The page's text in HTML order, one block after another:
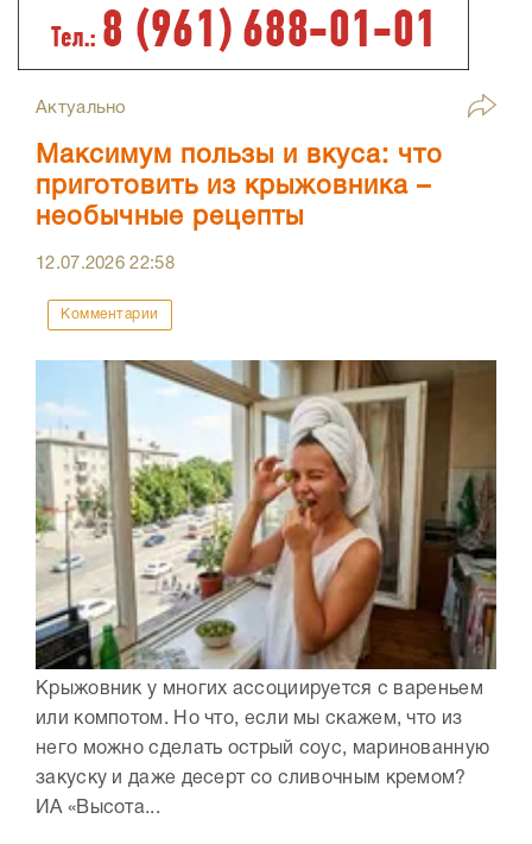
Актуально
Максимум пользы и вкуса: что
приготовить из крыжовника –
необычные рецепты
12.07.202622:58
Комментарии
Крыжовник у многих ассоциируется с вареньем
или компотом. Но что, если мы скажем, что из
него можно сделать острый соус, маринованную
закуску и даже десерт со сливочным кремом?
ИА «Высота...